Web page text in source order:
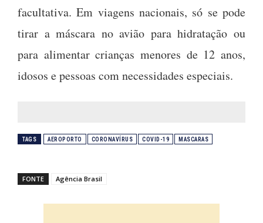
facultativa. Em viagens nacionais, só se pode
tirar a máscara no avião para hidratação ou
para alimentar crianças menores de 12 anos,
idosos e pessoas com necessidades especiais.
TAGS AEROPORTO CORONAVÍRUS COVID-19 MASCARAS
FONTE Agência Brasil